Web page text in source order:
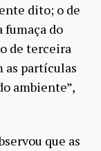
dito; o de
fumaça do
de terceira
as partículas
ambiente”,
que as